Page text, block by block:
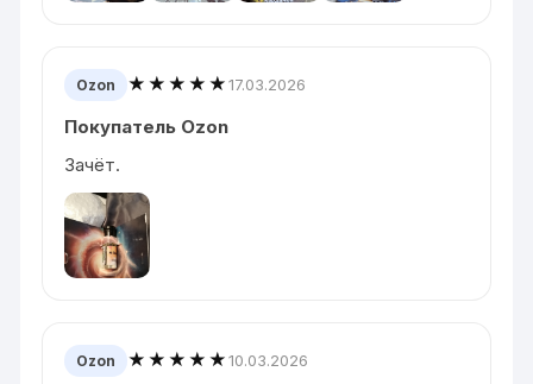
Ozon ★★★★★17.03.2026
Покупатель Ozon
Зачёт.
Ozon ★★★★★10.03.2026